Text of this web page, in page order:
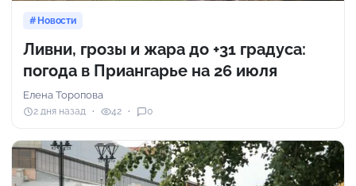
Новости
Ливни, грозы и жара до +31 градуса:
погода в Приангарье на 26 июля
Елена Торопова
2 дня назад 42 0